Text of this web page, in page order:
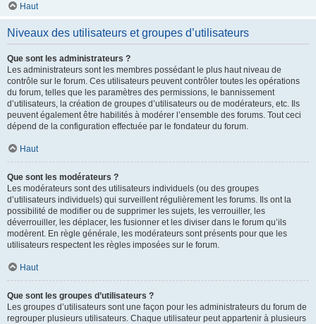
Haut
Niveaux des utilisateurs et groupes d’utilisateurs
Que sont les administrateurs ?
Les administrateurs sont les membres possédant le plus haut niveau de
contrôle sur le forum. Ces utilisateurs peuvent contrôler toutes les opérations
du forum, telles que les paramètres des permissions, le bannissement
d’utilisateurs, la création de groupes d’utilisateurs ou de modérateurs, etc. Ils
peuvent également être habilités à modérer l’ensemble des forums. Tout ceci
dépend de la configuration effectuée par le fondateur du forum.
Haut
Que sont les modérateurs ?
Les modérateurs sont des utilisateurs individuels (ou des groupes
d’utilisateurs individuels) qui surveillent régulièrement les forums. Ils ont la
possibilité de modifier ou de supprimer les sujets, les verrouiller, les
déverrouiller, les déplacer, les fusionner et les diviser dans le forum qu’ils
modèrent. En règle générale, les modérateurs sont présents pour que les
utilisateurs respectent les règles imposées sur le forum.
Haut
Que sont les groupes d’utilisateurs ?
Les groupes d’utilisateurs sont une façon pour les administrateurs du forum de
regrouper plusieurs utilisateurs. Chaque utilisateur peut appartenir à plusieurs